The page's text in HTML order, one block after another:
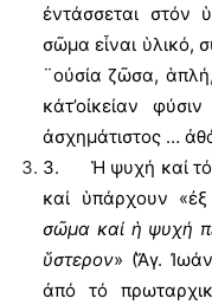
ἐντάσσεται στόν
σῶμα εἶναι ὑλικό,
¨οὐσία ζῶσα,
κάτ’οἰκείαν
ἀσχημάτιστος …
3. Ἡ ψυχή καί τό
καί ὑπάρχουν
σῶμα καί ἡ ψυχή
ὕστερον» (Ἅγ.
ἀπό τό